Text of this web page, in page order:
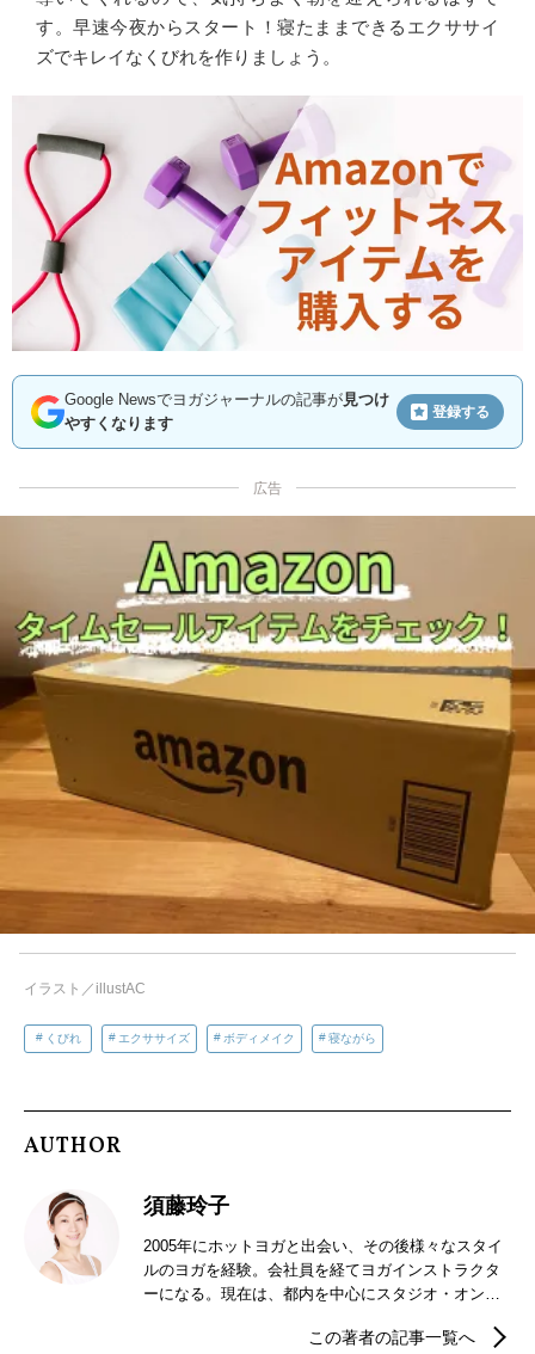
す。早速今夜からスタート！寝たままできるエクササイ
ズでキレイなくびれを作りましょう。
Google Newsでヨガジャーナルの記事が見つけ
やすくなります
登録する
広告
イラスト／illustAC
くびれ エクササイズ ボディメイク 寝ながら
AUTHOR
須藤玲子
2005年にホットヨガと出会い、その後様々なスタイ
ルのヨガを経験。会社員を経てヨガインストラクタ
ーになる。現在は、都内を中心にスタジオ・オンラ
ガまで、静と動（陰と陽）のバランスを大切にヨガ
この著者の記事一覧へ